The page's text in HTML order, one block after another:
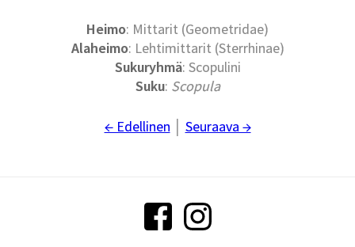
Heimo: Mittarit (Geometridae)
Alaheimo: Lehtimittarit (Sterrhinae)
Sukuryhmä: Scopulini
Suku: Scopula
← Edellinen Seuraava →